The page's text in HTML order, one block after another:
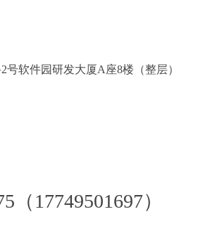
号软件园研发大厦A座8楼（整层）
（17749501697）